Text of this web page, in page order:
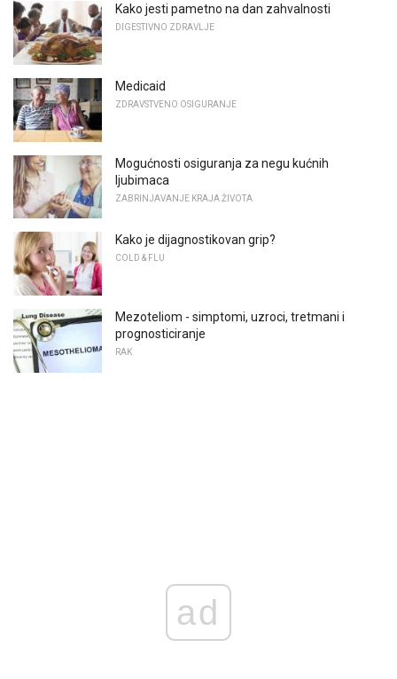
Kako jesti pametno na dan zahvalnosti
DIGESTIVNO ZDRAVLJE
Medicaid
ZDRAVSTVENO OSIGURANJE
Mogućnosti osiguranja za negu kućnih
ljubimaca
ZABRINJAVANJE KRAJA ŽIVOTA
Kako je dijagnostikovan grip?
COLD & FLU
Mezoteliom - simptomi, uzroci, tretmani i
prognosticiranje
RAK
ad